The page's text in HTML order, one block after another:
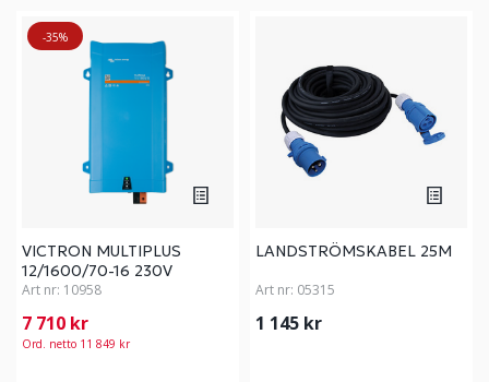
-35%
VICTRON MULTIPLUS
12/1600/70-16 230V
Art nr: 10958
7 710 kr
Ord. netto 11 849 kr
LANDSTRÖMSKABEL 25M
Art nr: 05315
1 145 kr